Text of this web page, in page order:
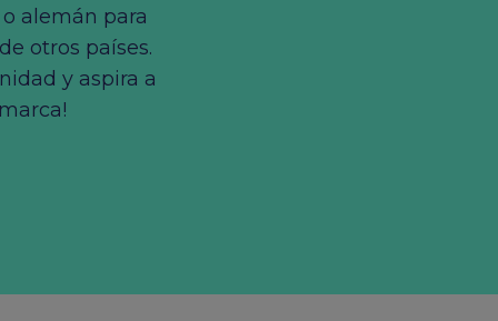
alemán para
otros países.
y aspira a